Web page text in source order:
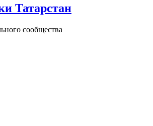
Татарстан
сообщества